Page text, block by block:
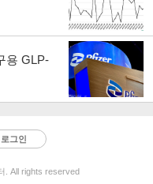
용 GLP-
로그인
. All rights reserved